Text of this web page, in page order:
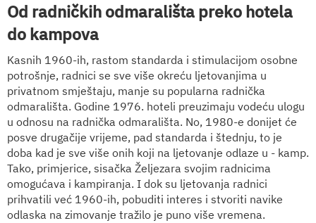
Od radničkih odmarališta preko hotela
do kampova
Kasnih 1960-ih, rastom standarda i stimulacijom osobne
potrošnje, radnici se sve više okreću ljetovanjima u
privatnom smještaju, manje su popularna radnička
odmarališta. Godine 1976. hoteli preuzimaju vodeću ulogu
u odnosu na radnička odmarališta. No, 1980-e donijet će
posve drugačije vrijeme, pad standarda i štednju, to je
doba kad je sve više onih koji na ljetovanje odlaze u - kamp.
Tako, primjerice, sisačka Željezara svojim radnicima
omogućava i kampiranja. I dok su ljetovanja radnici
prihvatili već 1960-ih, pobuditi interes i stvoriti navike
odlaska na zimovanje tražilo je puno više vremena.